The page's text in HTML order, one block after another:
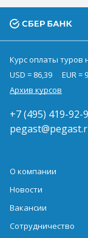
Курс оплаты туров
USD = 86,39
EUR =
Архив курсов
+7 (495) 419-92-
О компании
Новости
Вакансии
Сотрудничество